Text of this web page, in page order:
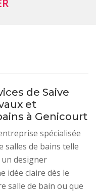
de Saive
et
à Genicourt
spécialisée
salles de bains telle
un designer
idée claire dès le
salle de bain ou que